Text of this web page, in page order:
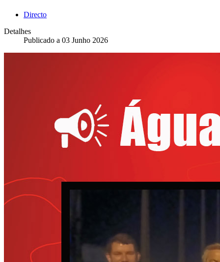
Directo
Detalhes
Publicado a 03 Junho 2026